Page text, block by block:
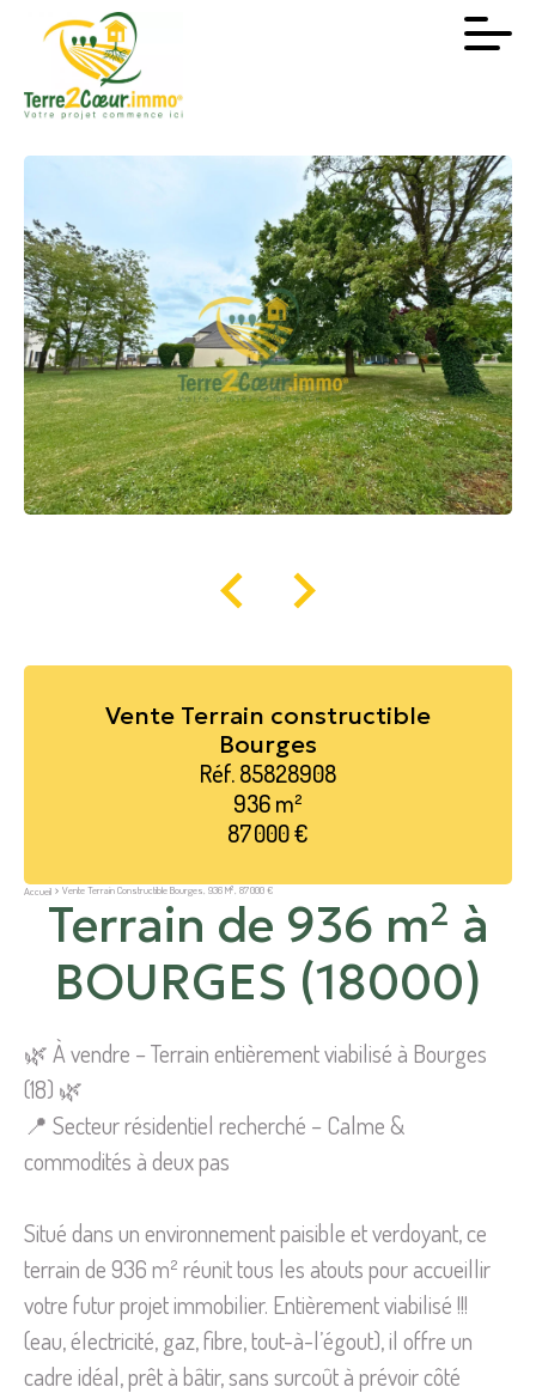
Vente Terrain constructible
Bourges
Réf. 85828908
936 m²
87 000 €
Accueil Vente Terrain Constructible Bourges, 936 M², 87 000 €
Terrain de 936 m² à
BOURGES (18000)
🌿 À vendre – Terrain entièrement viabilisé à Bourges
(18) 🌿
📍 Secteur résidentiel recherché – Calme &
commodités à deux pas
Situé dans un environnement paisible et verdoyant, ce
terrain de 936 m² réunit tous les atouts pour accueillir
votre futur projet immobilier. Entièrement viabilisé !!!
(eau, électricité, gaz, fibre, tout-à-l’égout), il offre un
cadre idéal, prêt à bâtir, sans surcoût à prévoir côté